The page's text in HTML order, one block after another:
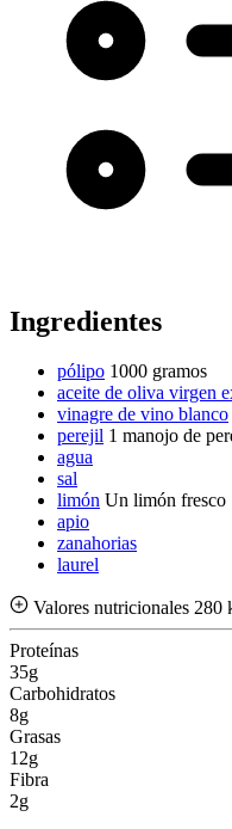
Ingredientes
pólipo 1000 gramos
aceite de oliva virgen
vinagre de vino blanco
perejil 1 manojo de
agua
sal
limón Un limón fresco
apio
zanahorias
laurel
Valores nutricionales 280
Proteínas
35g
Carbohidratos
8g
Grasas
12g
Fibra
2g